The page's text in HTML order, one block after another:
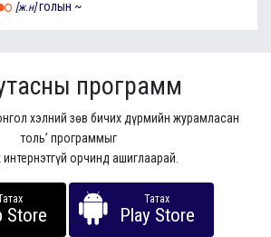
[ж.н] голын ~
программ
хэлний зөв бичих дүрмийн журамласан
толь’ программыг
интернэтгүй орчинд ашиглаарай.
Store
Татах
Play Store